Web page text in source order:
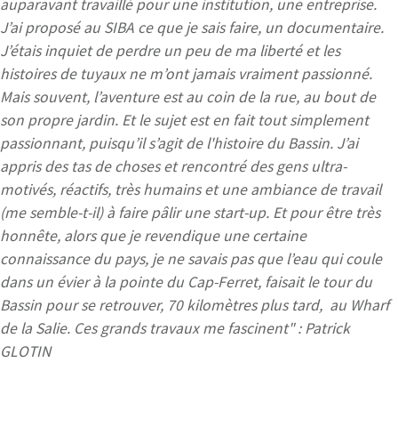
auparavant travaillé pour une institution, une entreprise.
J’ai proposé au SIBA ce que je sais faire, un documentaire.
J’étais inquiet de perdre un peu de ma liberté et les
histoires de tuyaux ne m’ont jamais vraiment passionné.
Mais souvent, l’aventure est au coin de la rue, au bout de
son propre jardin. Et le sujet est en fait tout simplement
passionnant, puisqu’il s’agit de l'histoire du Bassin. J’ai
appris des tas de choses et rencontré des gens ultra-
motivés, réactifs, très humains et une ambiance de travail
(me semble-t-il) à faire pâlir une start-up. Et pour être très
honnête, alors que je revendique une certaine
connaissance du pays, je ne savais pas que l’eau qui coule
dans un évier à la pointe du Cap-Ferret, faisait le tour du
Bassin pour se retrouver, 70 kilomètres plus tard, au Wharf
de la Salie. Ces grands travaux me fascinent" : Patrick
GLOTIN